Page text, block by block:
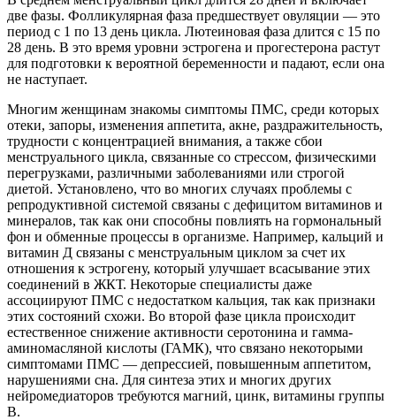
две фазы. Фолликулярная фаза предшествует овуляции — это
период с 1 по 13 день цикла. Лютеиновая фаза длится с 15 по
28 день. В это время уровни эстрогена и прогестерона растут
для подготовки к вероятной беременности и падают, если она
не наступает.
Многим женщинам знакомы симптомы ПМС, среди которых
отеки, запоры, изменения аппетита, акне, раздражительность,
трудности с концентрацией внимания, а также сбои
менструального цикла, связанные со стрессом, физическими
перегрузками, различными заболеваниями или строгой
диетой. Установлено, что во многих случаях проблемы с
репродуктивной системой связаны с дефицитом витаминов и
минералов, так как они способны повлиять на гормональный
фон и обменные процессы в организме. Например, кальций и
витамин Д связаны с менструальным циклом за счет их
отношения к эстрогену, который улучшает всасывание этих
соединений в ЖКТ. Некоторые специалисты даже
ассоциируют ПМС с недостатком кальция, так как признаки
этих состояний схожи. Во второй фазе цикла происходит
естественное снижение активности серотонина и гамма-
аминомасляной кислоты (ГАМК), что связано некоторыми
симптомами ПМС — депрессией, повышенным аппетитом,
нарушениями сна. Для синтеза этих и многих других
нейромедиаторов требуются магний, цинк, витамины группы
В.